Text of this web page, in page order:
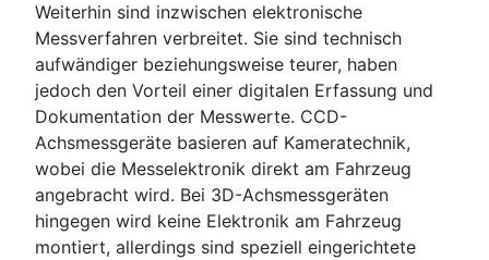
Weiterhin sind inzwischen elektronische
Messverfahren verbreitet. Sie sind technisch
aufwändiger beziehungsweise teurer, haben
jedoch den Vorteil einer digitalen Erfassung und
Dokumentation der Messwerte. CCD-
Achsmessgeräte basieren auf Kameratechnik,
wobei die Messelektronik direkt am Fahrzeug
angebracht wird. Bei 3D-Achsmessgeräten
hingegen wird keine Elektronik am Fahrzeug
montiert, allerdings sind speziell eingerichtete